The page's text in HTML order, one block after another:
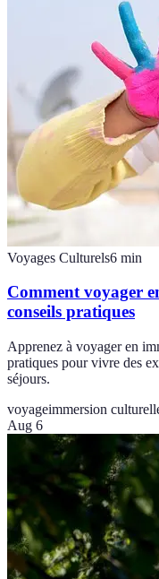
Voyages Culturels6 min
Comment voyager
conseils pratiques
Apprenez à voyager en
pratiques pour vivre des
séjours.
voyageimmersion
Aug 6